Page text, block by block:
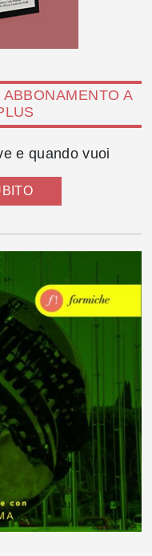
A
e quando vuoi